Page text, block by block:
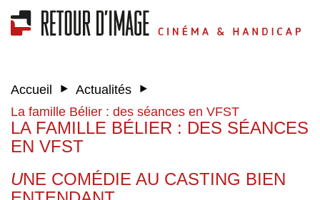
Accueil ‣ Actualités ‣
La famille Bélier : des séances en VFST
LA FAMILLE BÉLIER : DES SÉANCES
EN VFST
UNE COMÉDIE AU CASTING BIEN